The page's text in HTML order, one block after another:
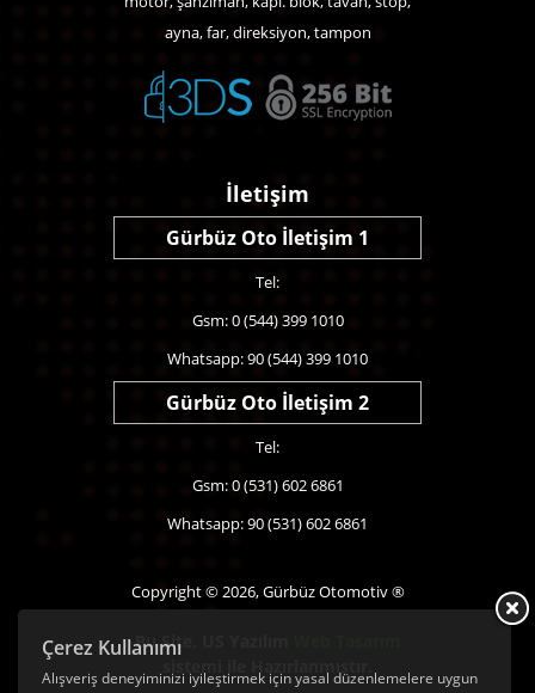
Çerez Kullanımı
Alışveriş deneyiminizi iyileştirmek için yasal düzenlemelere uygun
ayna, far, direksiyon, tampon
İletişim
Gürbüz Oto İletişim 1
Tel:
Gsm: 0 (544) 399 1010
Whatsapp: 90 (544) 399 1010
Gürbüz Oto İletişim 2
Tel:
Gsm: 0 (531) 602 6861
Whatsapp: 90 (531) 602 6861
Copyright © 2026, Gürbüz Otomotiv ®
Bu Site,